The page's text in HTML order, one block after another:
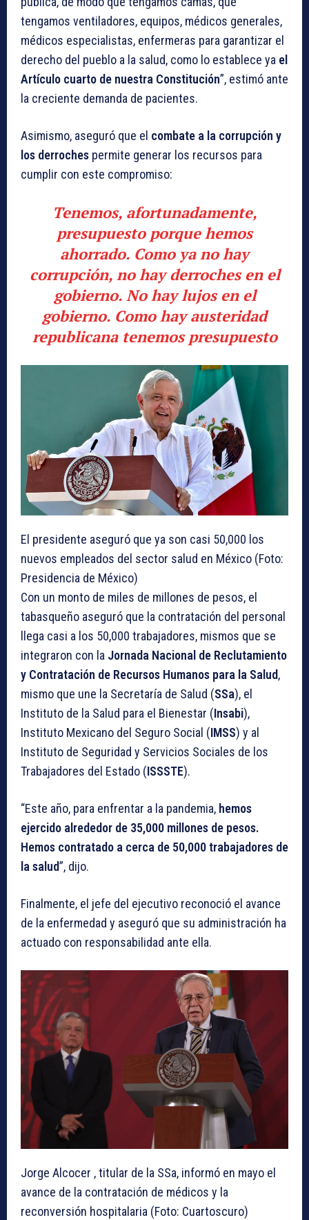
tengamos ventiladores, equipos, médicos generales,
médicos especialistas, enfermeras para garantizar el
derecho del pueblo a la salud, como lo establece ya el
Artículo cuarto de nuestra Constitución”, estimó ante
la creciente demanda de pacientes.
Asimismo, aseguró que el combate a la corrupción y
los derroches permite generar los recursos para
cumplir con este compromiso:
Tenemos, afortunadamente,
presupuesto porque hemos
ahorrado. Como ya no hay
corrupción, no hay derroches en el
gobierno. No hay lujos en el
gobierno. Como hay austeridad
republicana tenemos presupuesto
El presidente aseguró que ya son casi 50,000 los
nuevos empleados del sector salud en México (Foto:
Presidencia de México)
Con un monto de miles de millones de pesos, el
tabasqueño aseguró que la contratación del personal
llega casi a los 50,000 trabajadores, mismos que se
integraron con la Jornada Nacional de Reclutamiento
y Contratación de Recursos Humanos para la Salud,
mismo que une la Secretaría de Salud (SSa), el
Instituto de la Salud para el Bienestar (Insabi),
Instituto Mexicano del Seguro Social (IMSS) y al
Instituto de Seguridad y Servicios Sociales de los
Trabajadores del Estado (ISSSTE).
“Este año, para enfrentar a la pandemia, hemos
ejercido alrededor de 35,000 millones de pesos.
Hemos contratado a cerca de 50,000 trabajadores de
la salud”, dijo.
Finalmente, el jefe del ejecutivo reconoció el avance
de la enfermedad y aseguró que su administración ha
actuado con responsabilidad ante ella.
Jorge Alcocer , titular de la SSa, informó en mayo el
avance de la contratación de médicos y la
reconversión hospitalaria (Foto: Cuartoscuro)